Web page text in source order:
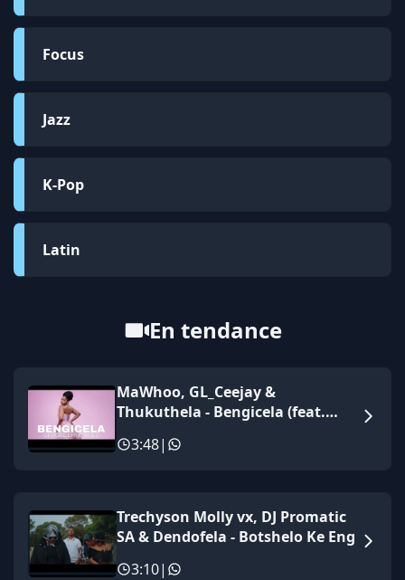
Focus
Jazz
K-Pop
Latin
En tendance
MaWhoo, GL_Ceejay &
Thukuthela - Bengicela (feat.
3:48|
Trechyson Molly vx, DJ Promatic
SA & Dendofela - Botshelo Ke Eng
3:10|